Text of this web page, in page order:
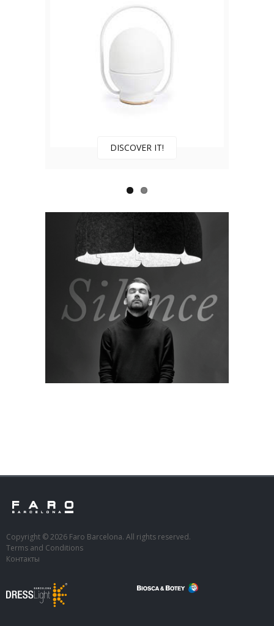
DISCOVER IT!
Copyright © 2026 Faro Barcelona. All rights reserved.
Terms and Conditions
Контакты